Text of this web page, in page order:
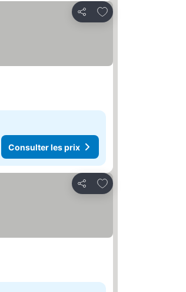
Partager
Ajouter à mes favoris
Consulter les prix
Partager
Ajouter à mes favoris